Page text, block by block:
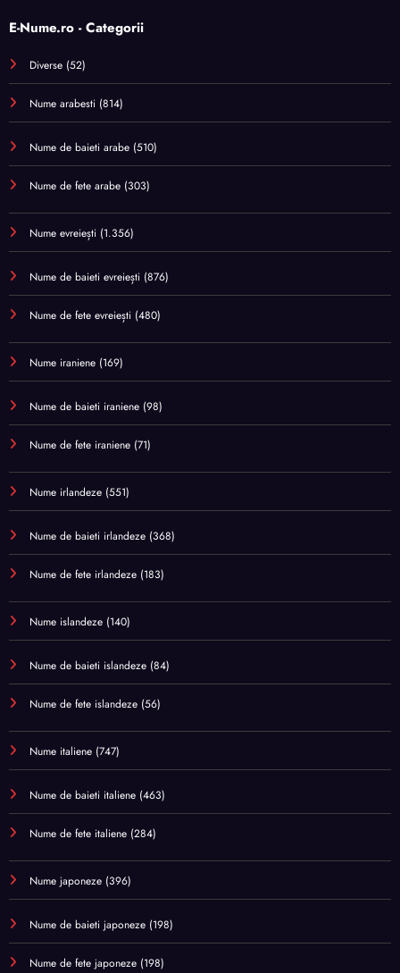
E-Nume.ro - Categorii
Diverse (52)
Nume arabesti (814)
Nume de baieti arabe (510)
Nume de fete arabe (303)
Nume evreiești (1.356)
Nume de baieti evreiești (876)
Nume de fete evreiești (480)
Nume iraniene (169)
Nume de baieti iraniene (98)
Nume de fete iraniene (71)
Nume irlandeze (551)
Nume de baieti irlandeze (368)
Nume de fete irlandeze (183)
Nume islandeze (140)
Nume de baieti islandeze (84)
Nume de fete islandeze (56)
Nume italiene (747)
Nume de baieti italiene (463)
Nume de fete italiene (284)
Nume japoneze (396)
Nume de baieti japoneze (198)
Nume de fete japoneze (198)